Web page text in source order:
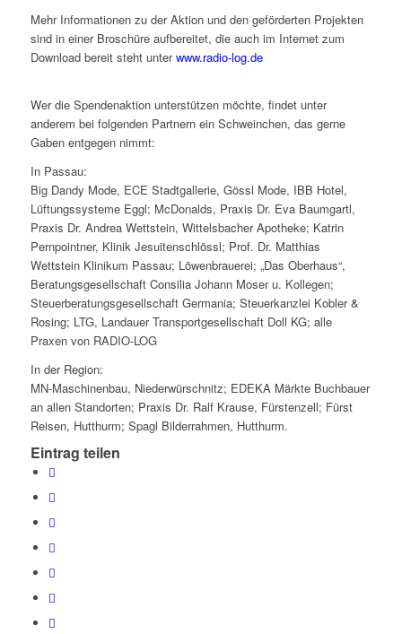
Mehr Informationen zu der Aktion und den geförderten Projekten
sind in einer Broschüre aufbereitet, die auch im Internet zum
Download bereit steht unterwww.radio-log.de
Wer die Spendenaktion unterstützen möchte, findet unter
anderem bei folgenden Partnern ein Schweinchen, das gerne
Gaben entgegen nimmt:
In Passau:
Big Dandy Mode, ECE Stadtgallerie, Gössl Mode, IBB Hotel,
Lüftungssysteme Eggl; McDonalds, Praxis Dr. Eva Baumgartl,
Praxis Dr. Andrea Wettstein, Wittelsbacher Apotheke; Katrin
Pernpointner, Klinik Jesuitenschlössl; Prof. Dr. Matthias
Wettstein Klinikum Passau; Löwenbrauerei; „Das Oberhaus“,
Beratungsgesellschaft Consilia Johann Moser u. Kollegen;
Steuerberatungsgesellschaft Germania; Steuerkanzlei Kobler &
Rosing; LTG, Landauer Transportgesellschaft Doll KG; alle
Praxen von RADIO-LOG
In der Region:
MN-Maschinenbau, Niederwürschnitz; EDEKA Märkte Buchbauer
an allen Standorten; Praxis Dr. Ralf Krause, Fürstenzell; Fürst
Reisen, Hutthurm; Spagl Bilderrahmen, Hutthurm.
Eintrag teilen